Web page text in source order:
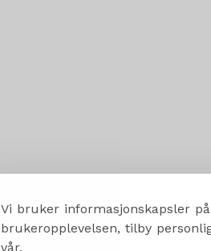
Vi bruker informasjonskapsler
brukeropplevelsen, tilby
vår.